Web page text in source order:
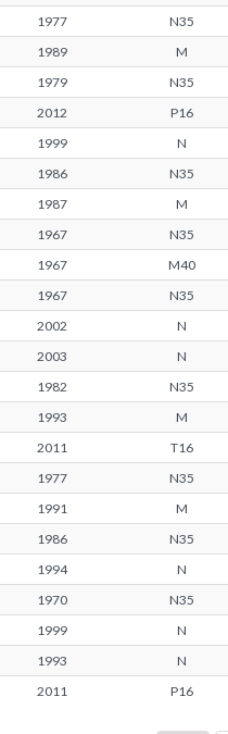
1977 N35
1989 M
1979 N35
2012 P16
1999 N
1986 N35
1987 M
1967 N35
1967 M40
1967 N35
2002 N
2003 N
1982 N35
1993 M
2011 T16
1977 N35
1991 M
1986 N35
1994 N
1970 N35
1999 N
1993 N
2011 P16